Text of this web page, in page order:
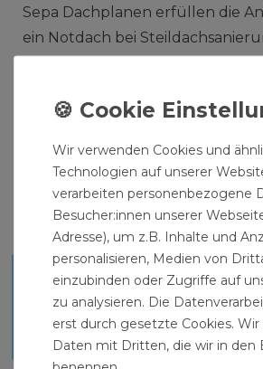
Sepa Dachplanen erfüllen die
ein Notdach bei
Produktinformationen als
Download:
TECHNISCHES DATENBLATT
Download
Wir verwenden Cookies und
Technologien auf unserer
verarbeiten personenbezogene
Besucher:innen unserer
Adresse), um z.B. Inhalte und
personalisieren, Medien von
einzubinden oder Zugriffe auf
zu analysieren. Die
erst durch gesetzte Cookies. Wir
Daten mit Dritten, die wir in den